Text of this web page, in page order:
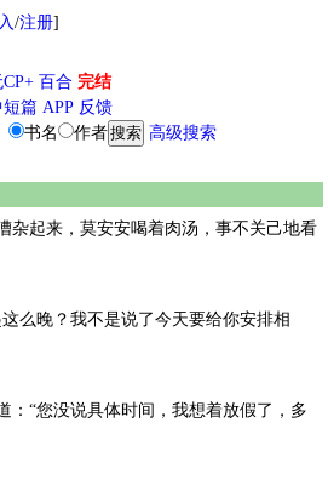
/注册]
百合 完结
短篇 APP 反馈
书名
作者
高级搜索
起来，莫安安喝着肉汤，事不关己地看
晚？我不是说了今天要给你安排相
“您没说具体时间，我想着放假了，多